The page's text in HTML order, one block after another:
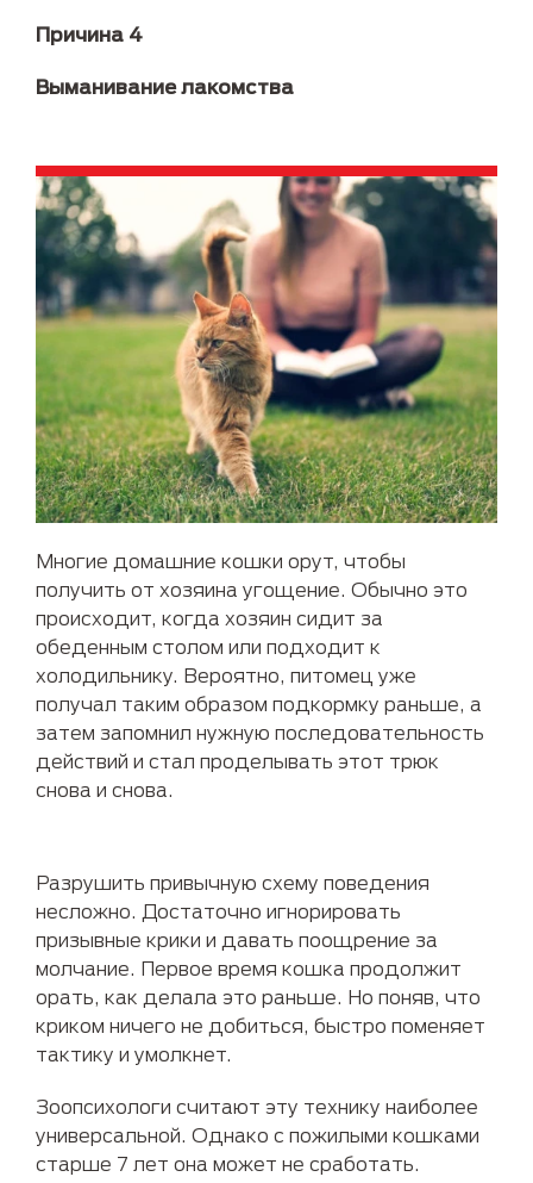
Причина 4
Выманивание лакомства
Многие домашние кошки орут, чтобы
получить от хозяина угощение. Обычно это
происходит, когда хозяин сидит за
обеденным столом или подходит к
холодильнику. Вероятно, питомец уже
получал таким образом подкормку раньше, а
затем запомнил нужную последовательность
действий и стал проделывать этот трюк
снова и снова.
Разрушить привычную схему поведения
несложно. Достаточно игнорировать
призывные крики и давать поощрение за
молчание. Первое время кошка продолжит
орать, как делала это раньше. Но поняв, что
криком ничего не добиться, быстро поменяет
тактику и умолкнет.
Зоопсихологи считают эту технику наиболее
универсальной. Однако с пожилыми кошками
старше 7 лет она может не сработать.